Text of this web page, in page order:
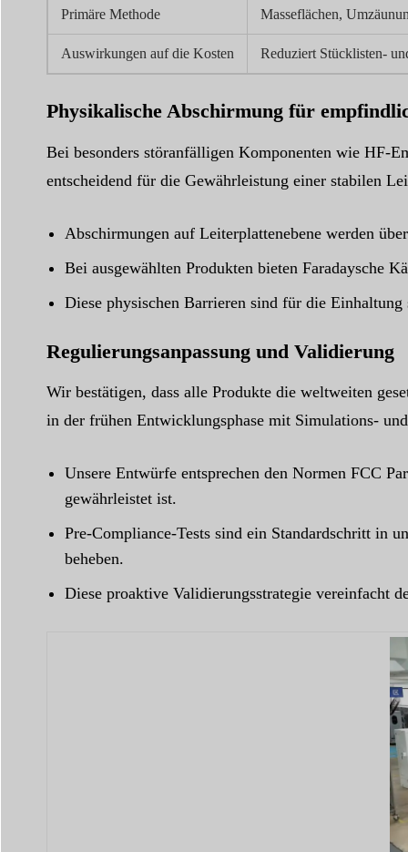
Primäre Methode Masseflächen,
Auswirkungen auf die Kosten Reduziert Stücklisten-
Physikalische Abschirmung für
Bei besonders störanfälligen Komponenten wie HF-
entscheidend für die Gewährleistung einer stabilen
Abschirmungen auf Leiterplattenebene werden
Bei ausgewählten Produkten bieten Faradaysche
Diese physischen Barrieren sind für die
Regulierungsanpassung und Validierung
Wir bestätigen, dass alle Produkte die weltweiten
in der frühen Entwicklungsphase mit Simulations-
Unsere Entwürfe entsprechen den Normen FCC
gewährleistet ist.
Pre-Compliance-Tests sind ein Standardschritt in
beheben.
Diese proaktive Validierungsstrategie vereinfacht